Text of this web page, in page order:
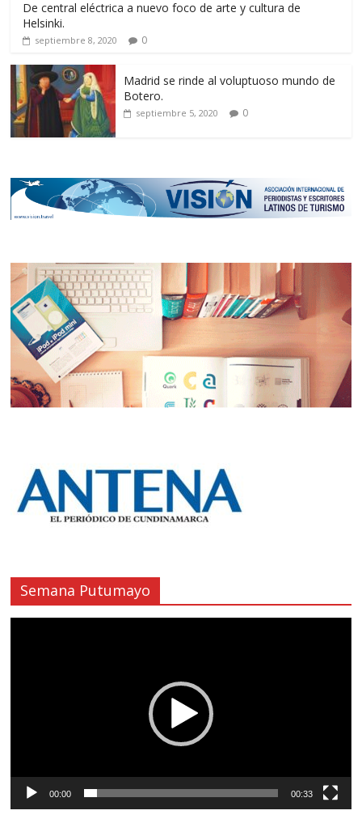
De central eléctrica a nuevo foco de arte y cultura de
Helsinki.
septiembre 8, 2020 0
Madrid se rinde al voluptuoso mundo de
Botero.
septiembre 5, 2020 0
Semana Putumayo
00:00 00:33